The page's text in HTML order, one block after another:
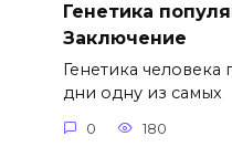
Генетика
Заключение
Генетика человека
дни одну из самых
0 180